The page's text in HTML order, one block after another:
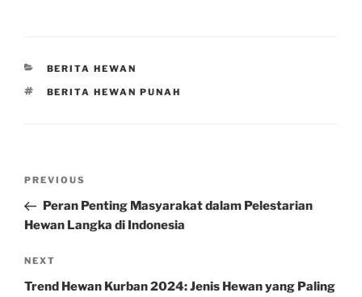
CATEGORIES
BERITA HEWAN
TAGS
BERITA HEWAN PUNAH
Previous
Post
PREVIOUS
Peran Penting Masyarakat dalam Pelestarian
Hewan Langka di Indonesia
Next
Post
NEXT
Trend Hewan Kurban 2024: Jenis Hewan yang Paling